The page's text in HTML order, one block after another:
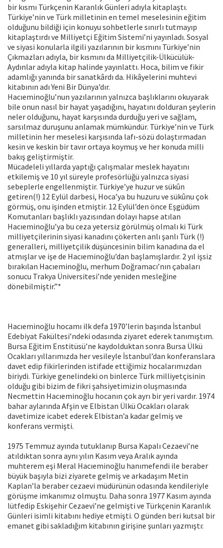
bir kısmı Türkçenin Karanlık Günleri adıyla kitaplaştı.
Türkiye’nin ve Türk milletinin en temel meselesinin eğitim
olduğunu bildiği için konuyu sohbetlerle sınırlı tutmayıp
kitaplaştırdı ve Milliyetçi Eğitim Sistemi’ni yayınladı. Sosyal
ve siyasi konularla ilgili yazılarının bir kısmını Türkiye’nin
Çıkmazları adıyla, bir kısmını da Milliyetçilik-Ülkücülük-
Aydınlar adıyla kitap halinde yayınlattı. Hoca, bilim ve fikir
adamlığı yanında bir sanatkârdı da. Hikâyelerini muhtevi
kitabının adı Yeni Bir Dünya’dır.
Hacıeminoğlu’nun yazılarının yalnızca başlıklarını okuyarak
bile onun nasıl bir hayat yaşadığını, hayatını dolduran şeylerin
neler olduğunu, hayat karşısında durduğu yeri ve sağlam,
sarsılmaz duruşunu anlamak mümkündür. Türkiye’nin ve Türk
milletinin her meselesi karşısında lafı-sözü dolaştırmadan
kesin ve keskin bir tavır ortaya koymuş ve her konuda milli
bakış geliştirmiştir.
Mücadeleli yıllarda yaptığı çalışmalar meslek hayatını
etkilemiş ve 10 yıl süreyle profesörlüğü yalnızca siyasi
sebeplerle engellenmiştir. Türkiye’ye huzur ve sükûn
getiren(!) 12 Eylül darbesi, Hoca’ya bu huzuru ve sükûnu çok
görmüş, onu işinden etmiştir. 12 Eylül’den önce Eşgüdüm
Komutanları başlıklı yazısından dolayı hapse atılan
Hacıeminoğlu’ya bu ceza yetersiz görülmüş olmalı ki Türk
milliyetçilerinin siyasi kanadını çökerten anlı şanlı Türk (!)
generalleri, milliyetçilik düşüncesinin bilim kanadına da el
atmışlar ve işe de Hacıeminoğlu’dan başlamışlardır. 2 yıl işsiz
bırakılan Hacıeminoğlu, merhum Doğramacı’nın çabaları
sonucu Trakya Üniversitesi’nde yeniden mesleğine
dönebilmiştir.”*
Hacıeminoğlu hocamı ilk defa 1970’lerin başında İstanbul
Edebiyat Fakültesi’ndeki odasında ziyaret ederek tanımıştım.
Bursa Eğitim Enstitüsü’ne kaydolduktan sonra Bursa Ülkü
Ocakları yıllarımızda her vesileyle İstanbul’dan konferanslara
davet edip fikirlerinden istifade ettiğimiz hocalarımızdan
biriydi. Türkiye genelindeki on binlerce Türk milliyetçisinin
olduğu gibi bizim de fikri şahsiyetimizin oluşmasında
Necmettin Hacıeminoğlu hocanın çok ayrı bir yeri vardır. 1974
bahar aylarında Afşin ve Elbistan Ülkü Ocakları olarak
davetimize icabet ederek Elbistan’a kadar gelmiş ve
konferans vermişti.
1975 Temmuz ayında tutuklanıp Bursa Kapalı Cezaevi’ne
atıldıktan sonra aynı yılın Kasım veya Aralık ayında
muhterem eşi Meral Hacıeminoğlu hanımefendi ile beraber
büyük başıyla bizi ziyarete gelmiş ve arkadaşım Metin
Kaplan’la beraber cezaevi müdürünün odasında kendileriyle
görüşme imkanımız olmuştu. Daha sonra 1977 Kasım ayında
lütfedip Eskişehir Cezaevi’ne gelmişti ve Türkçenin Karanlık
Günleri isimli kitabını hediye etmişti. O günden beri kutsal bir
emanet gibi sakladığım kitabının girişine şunları yazmıştı: